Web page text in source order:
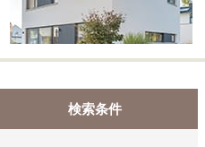
検索条件